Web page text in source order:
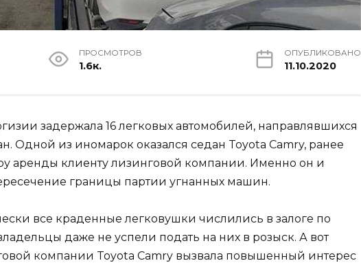
ПРОСМОТРОВ
1.6к.
ОПУБЛИКОВАНО
11.10.2020
задержала 16 легковых автомобилей, направлявшихся
Одной из иномарок оказался седан Toyota Camry, ранее
аренды клиенту лизинговой компании. Именно он и
границы партии угнанных машин.
все краденные легковушки числились в залоге по
даже не успели подать на них в розыск. А вот
компании Toyota Camry вызвала повышенный интерес